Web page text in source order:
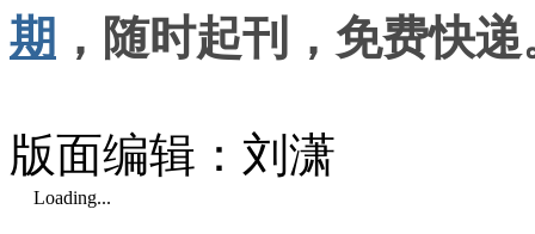
期 ，随时起刊，免费快
版面编辑：刘潇
Loading...